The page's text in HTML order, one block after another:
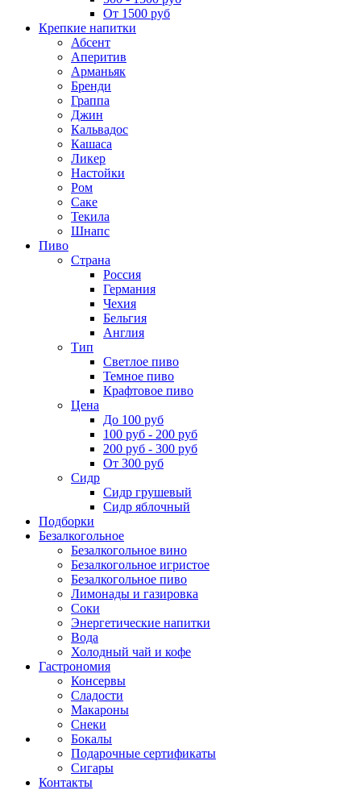
От 1500 руб
Крепкие напитки
Абсент
Аперитив
Арманьяк
Бренди
Граппа
Джин
Кальвадос
Кашаса
Ликер
Настойки
Ром
Саке
Текила
Шнапс
Пиво
Страна
Россия
Германия
Чехия
Бельгия
Англия
Тип
Светлое пиво
Темное пиво
Крафтовое пиво
Цена
До 100 руб
100 руб - 200 руб
200 руб - 300 руб
От 300 руб
Сидр
Сидр грушевый
Сидр яблочный
Подборки
Безалкогольное
Безалкогольное вино
Безалкогольное игристое
Безалкогольное пиво
Лимонады и газировка
Соки
Энергетические напитки
Вода
Холодный чай и кофе
Гастрономия
Консервы
Сладости
Макароны
Снеки
Бокалы
Подарочные сертификаты
Сигары
Контакты